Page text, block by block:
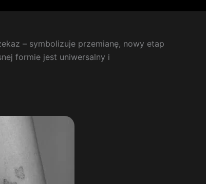
– symbolizuje przemianę, nowy etap
formie jest uniwersalny i